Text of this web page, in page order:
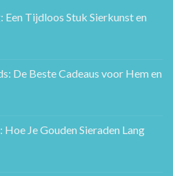
Een Tijdloos Stuk Sierkunst en
De Beste Cadeaus voor Hem en
Je Gouden Sieraden Lang